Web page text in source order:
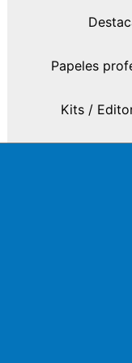
Papeles
Kits /